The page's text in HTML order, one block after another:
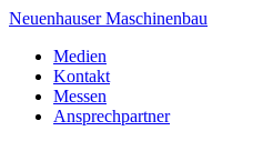
Neuenhauser Maschinenbau
Medien
Kontakt
Messen
Ansprechpartner